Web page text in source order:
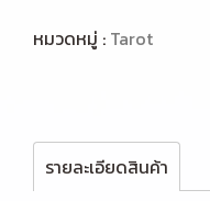
หมวดหมู่ : Tarot
รายละเอียดสินค้า